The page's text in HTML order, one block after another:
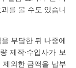
를 볼 수도 있습니
부담한 뒤 나중에
제작·수입사가 보
외한 금액을 납부